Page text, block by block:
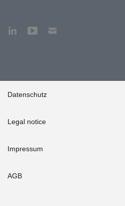
Datenschutz
Legal notice
Impressum
AGB